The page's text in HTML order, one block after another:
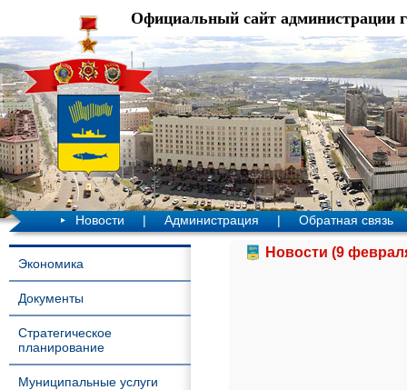
Официальный сайт администрации
Новости | Администрация | Обратная связь
Экономика
Документы
Стратегическое
планирование
Муниципальные услуги
Новости (9